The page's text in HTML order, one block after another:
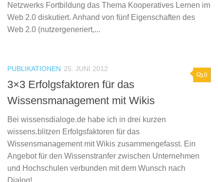
Netzwerks Fortbildung das Thema Kooperatives Lernen im
Web 2.0 diskutiert. Anhand von fünf Eigenschaften des
Web 2.0 (nutzergeneriert,...
0
PUBLIKATIONEN 25. JUNI 2012
3×3 Erfolgsfaktoren für das
Wissensmanagement mit Wikis
Bei wissensdialoge.de habe ich in drei kurzen
wissens.blitzen Erfolgsfaktoren für das
Wissensmanagement mit Wikis zusammengefasst. Ein
Angebot für den Wissenstranfer zwischen Unternehmen
und Hochschulen verbunden mit dem Wunsch nach
Dialog!